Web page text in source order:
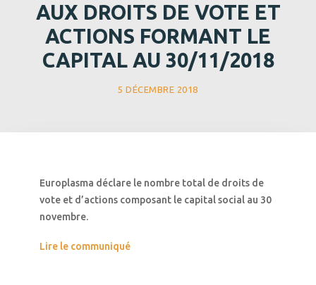
AUX DROITS DE VOTE ET
ACTIONS FORMANT LE
CAPITAL AU 30/11/2018
5 DÉCEMBRE 2018
Europlasma déclare le nombre total de droits de
vote et d’actions composant le capital social au 30
novembre.
Lire le communiqué